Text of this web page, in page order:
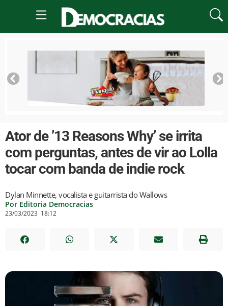
Ator de ’13 Reasons Why’ se irrita
com perguntas, antes de vir ao Lolla
tocar com banda de indie rock
Dylan Minnette, vocalista e guitarrista do Wallows
Por Editoria Democracias
23/03/2023 18:12